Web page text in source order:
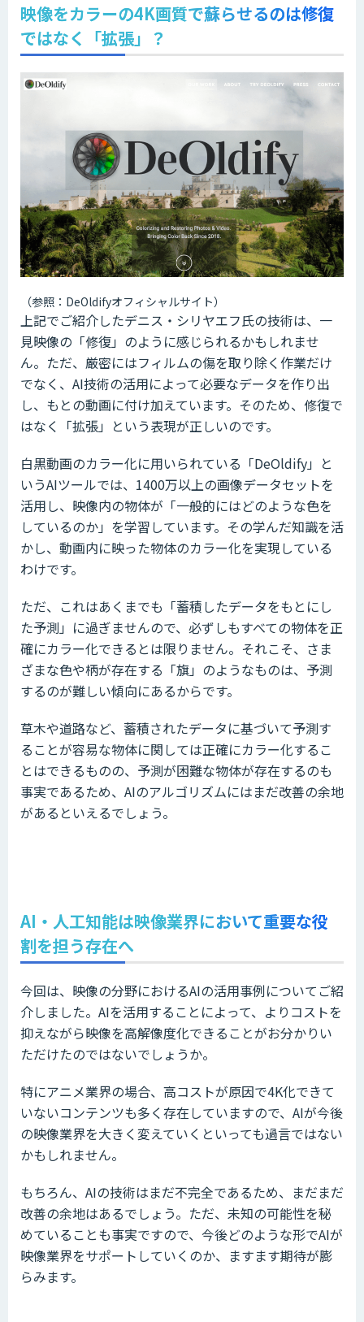
映像をカラーの4K画質で蘇らせるのは修復
ではなく「拡張」？
（参照：DeOldifyオフィシャルサイト）
上記でご紹介したデニス・シリヤエフ氏の技術は、一
見映像の「修復」のように感じられるかもしれませ
ん。ただ、厳密にはフィルムの傷を取り除く作業だけ
でなく、AI技術の活用によって必要なデータを作り出
し、もとの動画に付け加えています。そのため、修復で
はなく「拡張」という表現が正しいのです。
白黒動画のカラー化に用いられている「DeOldify」と
いうAIツールでは、1400万以上の画像データセットを
活用し、映像内の物体が「一般的にはどのような色を
しているのか」を学習しています。その学んだ知識を活
かし、動画内に映った物体のカラー化を実現している
わけです。
ただ、これはあくまでも「蓄積したデータをもとにし
た予測」に過ぎませんので、必ずしもすべての物体を正
確にカラー化できるとは限りません。それこそ、さま
ざまな色や柄が存在する「旗」のようなものは、予測
するのが難しい傾向にあるからです。
草木や道路など、蓄積されたデータに基づいて予測す
ることが容易な物体に関しては正確にカラー化するこ
とはできるものの、予測が困難な物体が存在するのも
事実であるため、AIのアルゴリズムにはまだ改善の余地
があるといえるでしょう。
AI・人工知能は映像業界において重要な役
割を担う存在へ
今回は、映像の分野におけるAIの活用事例についてご紹
介しました。AIを活用することによって、よりコストを
抑えながら映像を高解像度化できることがお分かりい
ただけたのではないでしょうか。
特にアニメ業界の場合、高コストが原因で4K化できて
いないコンテンツも多く存在していますので、AIが今後
の映像業界を大きく変えていくといっても過言ではない
かもしれません。
もちろん、AIの技術はまだ不完全であるため、まだまだ
改善の余地はあるでしょう。ただ、未知の可能性を秘
めていることも事実ですので、今後どのような形でAIが
映像業界をサポートしていくのか、ますます期待が膨
らみます。